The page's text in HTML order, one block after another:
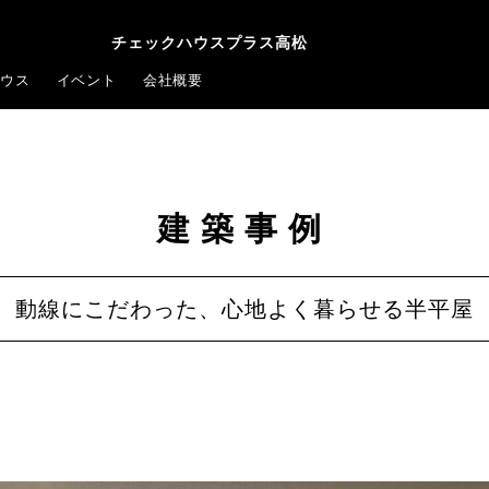
チェックハウスプラス高松
ス イベント 会社概要
建築事例
動線にこだわった、心地よく暮らせる半平屋